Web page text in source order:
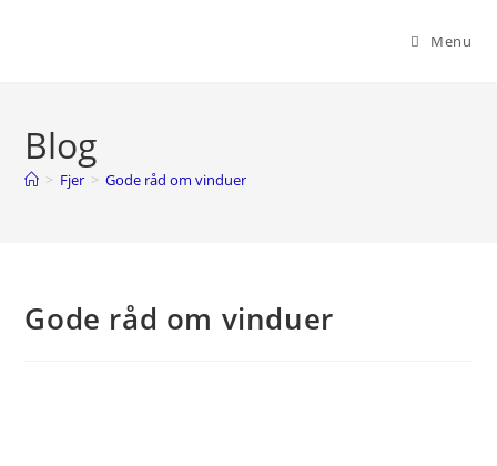
Menu
Blog
> Fjer > Gode råd om vinduer
Gode råd om vinduer